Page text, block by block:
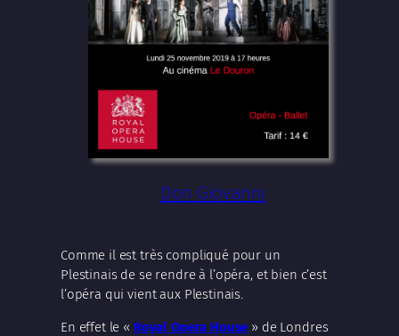
Don Giovanni
Comme il est très compliqué pour un
Plestinais de se rendre à l’opéra, et bien c’est
l’opéra qui vient aux Plestinais.
En effet le « Royal Opera House » de Londres